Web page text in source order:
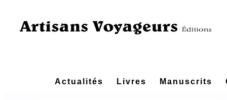
Actualités Livres Manuscrits